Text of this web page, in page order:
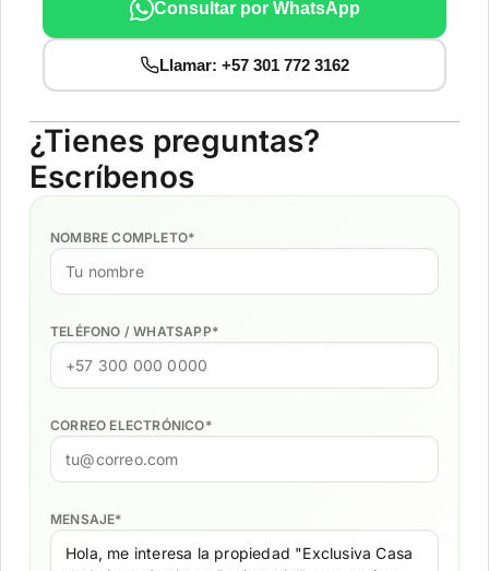
Consultar por WhatsApp
Llamar: +57 301 772 3162
¿Tienes preguntas?
Escríbenos
NOMBRE COMPLETO*
TELÉFONO / WHATSAPP*
CORREO ELECTRÓNICO*
MENSAJE*